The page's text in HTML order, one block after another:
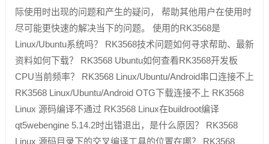
际使用时出现的问题和产生的疑问， 帮助其他用户在使用时
尽可能更快速的解决当下的问题。 使用的RK3568是
Linux/Ubuntu系统吗？ RK3568技术问题如何寻求帮助、最新
资料如何下载？ RK3568 Ubuntu如何查看RK3568开发板
CPU当前频率？ RK3568 Linux/Ubuntu/Android串口连接不上
RK3568 Linux/Ubuntu/Android OTG下载连接不上 RK3568
Linux 源码编译不通过 RK3568 Linux在buildroot编译
qt5webengine 5.14.2时出错退出，是什么原因？ RK3568
Linux 源码目录下的交叉编译工具的位置在哪？ RK3568